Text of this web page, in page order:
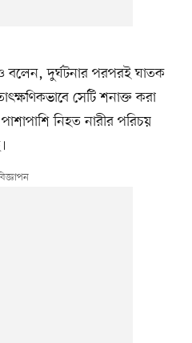
দুর্ঘটনার পরপরই ঘাতক
সেটি শনাক্ত করা
নিহত নারীর পরিচয়